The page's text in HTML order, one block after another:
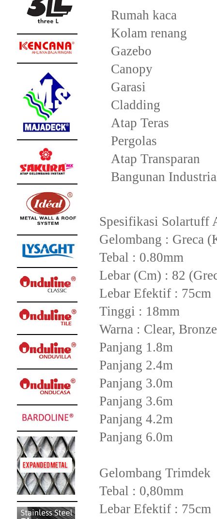
Rumah kaca
Kolam renang
Gazebo
Canopy
Garasi
Cladding
Atap Teras
Pergolas
Atap Transparan
Bangunan
Spesifikasi Solartuff
Gelombang : Greca
Tebal : 0.80mm
Lebar (Cm) : 82
Lebar Efektif : 75cm
Tinggi : 18mm
Warna : Clear,
Panjang 1.8m
Panjang 2.4m
Panjang 3.0m
Panjang 3.6m
Panjang 4.2m
Panjang 6.0m
Gelombang Trimdek
Tebal : 0,80mm
Lebar Efektif : 75cm